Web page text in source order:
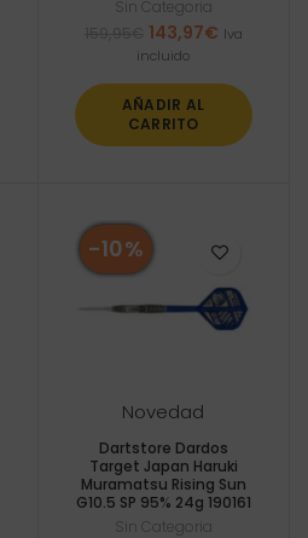
Sin Categoria
El
precio
era:
159,95€.
143,97€El
es:
143,97€.
Iva
incluido
AÑADIR AL
CARRITO
-10%
Novedad
Dartstore Dardos
Target Japan Haruki
Muramatsu Rising Sun
G10.5 SP 95% 24g 190161
Sin Categoria